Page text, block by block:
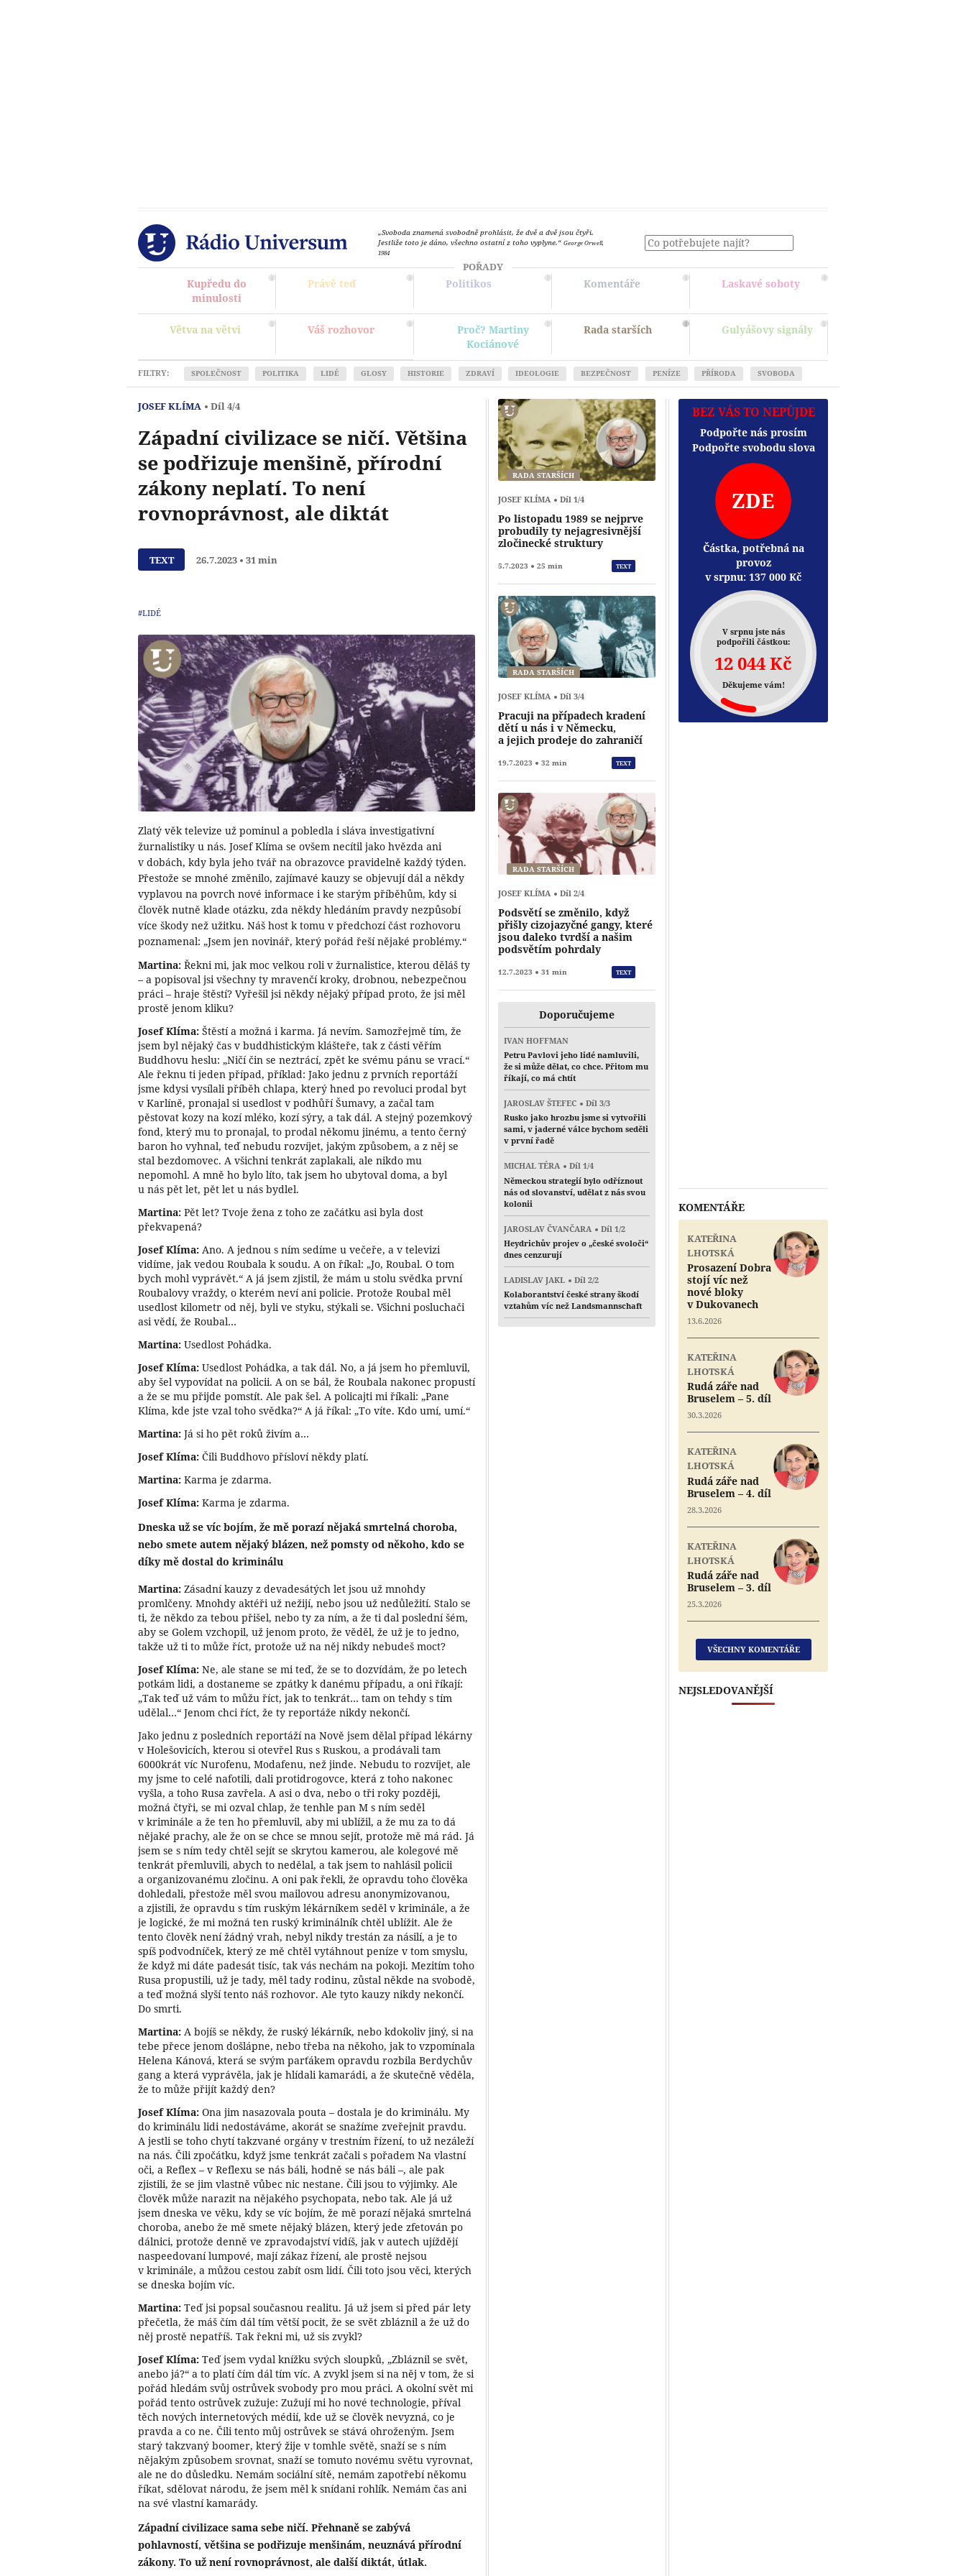
„Svoboda znamená svobodně prohlásit, že dvě a dvě jsou čtyři.
Jestliže toto je dáno, všechno ostatní z toho vyplyne.“ George Orwell,
1984
POŘADY
Kupředu do
minulosti
Právě teď Politikos Komentáře Laskavé soboty
Větva na větvi Váš rozhovor
Proč? Martiny
Kociánové
Rada starších Gulyášovy signály
FILTRY: SPOLEČNOST POLITIKA LIDÉ GLOSY HISTORIE ZDRAVÍ IDEOLOGIE BEZPEČNOST PENÍZE PŘÍRODA SVOBODA
JOSEF KLÍMA Díl 4/4
Západní civilizace se ničí. Většina
se podřizuje menšině, přírodní
zákony neplatí. To není
rovnoprávnost, ale diktát
TEXT 26.7.2023 31 min
#LIDÉ
Zlatý věk televize už pominul a pobledla i sláva investigativní
žurnalistiky u nás. Josef Klíma se ovšem necítil jako hvězda ani
v dobách, kdy byla jeho tvář na obrazovce pravidelně každý týden.
Přestože se mnohé změnilo, zajímavé kauzy se objevují dál a někdy
vyplavou na povrch nové informace i ke starým příběhům, kdy si
člověk nutně klade otázku, zda někdy hledáním pravdy nezpůsobí
více škody než užitku. Náš host k tomu v předchozí část rozhovoru
poznamenal: „Jsem jen novinář, který pořád řeší nějaké problémy.“
Martina: Řekni mi, jak moc velkou roli v žurnalistice, kterou děláš ty
– a popisoval jsi všechny ty mravenčí kroky, drobnou, nebezpečnou
práci – hraje štěstí? Vyřešil jsi někdy nějaký případ proto, že jsi měl
prostě jenom kliku?
Josef Klíma: Štěstí a možná i karma. Já nevím. Samozřejmě tím, že
jsem byl nějaký čas v buddhistickým klášteře, tak z části věřím
Buddhovu heslu: „Ničí čin se neztrácí, zpět ke svému pánu se vrací.“
Ale řeknu ti jeden případ, příklad: Jako jednu z prvních reportáží
jsme kdysi vysílali příběh chlapa, který hned po revoluci prodal byt
v Karlíně, pronajal si usedlost v podhůří Šumavy, a začal tam
pěstovat kozy na kozí mléko, kozí sýry, a tak dál. A stejný pozemkový
fond, který mu to pronajal, to prodal někomu jinému, a tento černý
baron ho vyhnal, teď nebudu rozvíjet, jakým způsobem, a z něj se
stal bezdomovec. A všichni tenkrát zaplakali, ale nikdo mu
nepomohl. A mně ho bylo líto, tak jsem ho ubytoval doma, a byl
u nás pět let, pět let u nás bydlel.
Martina: Pět let? Tvoje žena z toho ze začátku asi byla dost
překvapená?
Josef Klíma: Ano. A jednou s ním sedíme u večeře, a v televizi
vidíme, jak vedou Roubala k soudu. A on říkal: „Jo, Roubal. O tom
bych mohl vyprávět.“ A já jsem zjistil, že mám u stolu svědka první
Roubalovy vraždy, o kterém neví ani policie. Protože Roubal měl
usedlost kilometr od něj, byli ve styku, stýkali se. Všichni posluchači
asi vědí, že Roubal…
Martina: Usedlost Pohádka.
Josef Klíma: Usedlost Pohádka, a tak dál. No, a já jsem ho přemluvil,
aby šel vypovídat na policii. A on se bál, že Roubala nakonec propustí
a že se mu přijde pomstít. Ale pak šel. A policajti mi říkali: „Pane
Klíma, kde jste vzal toho svědka?“ A já říkal: „To víte. Kdo umí, umí.“
Martina: Já si ho pět roků živím a…
Josef Klíma: Čili Buddhovo přísloví někdy platí.
Martina: Karma je zdarma.
Josef Klíma: Karma je zdarma.
Dneska už se víc bojím, že mě porazí nějaká smrtelná choroba,
nebo smete autem nějaký blázen, než pomsty od někoho, kdo se
díky mě dostal do kriminálu
Martina: Zásadní kauzy z devadesátých let jsou už mnohdy
promlčeny. Mnohdy aktéři už nežijí, nebo jsou už nedůležití. Stalo se
ti, že někdo za tebou přišel, nebo ty za ním, a že ti dal poslední šém,
aby se Golem vzchopil, už jenom proto, že věděl, že už je to jedno,
takže už ti to může říct, protože už na něj nikdy nebudeš moct?
Josef Klíma: Ne, ale stane se mi teď, že se to dozvídám, že po letech
potkám lidi, a dostaneme se zpátky k danému případu, a oni říkají:
„Tak teď už vám to můžu říct, jak to tenkrát… tam on tehdy s tím
udělal…“ Jenom chci říct, že ty reportáže nikdy nekončí.
Jako jednu z posledních reportáží na Nově jsem dělal případ lékárny
v Holešovicích, kterou si otevřel Rus s Ruskou, a prodávali tam
6000krát víc Nurofenu, Modafenu, než jinde. Nebudu to rozvíjet, ale
my jsme to celé nafotili, dali protidrogovce, která z toho nakonec
vyšla, a toho Rusa zavřela. A asi o dva, nebo o tři roky později,
možná čtyři, se mi ozval chlap, že tenhle pan M s ním seděl
v kriminále a že ten ho přemluvil, aby mi ublížil, a že mu za to dá
nějaké prachy, ale že on se chce se mnou sejít, protože mě má rád. Já
jsem se s ním tedy chtěl sejít se skrytou kamerou, ale kolegové mě
tenkrát přemluvili, abych to nedělal, a tak jsem to nahlásil policii
a organizovanému zločinu. A oni pak řekli, že opravdu toho člověka
dohledali, přestože měl svou mailovou adresu anonymizovanou,
a zjistili, že opravdu s tím ruským lékárníkem seděl v kriminále, a že
je logické, že mi možná ten ruský kriminálník chtěl ublížit. Ale že
tento člověk není žádný vrah, nebyl nikdy trestán za násilí, a je to
spíš podvodníček, který ze mě chtěl vytáhnout peníze v tom smyslu,
že když mi dáte padesát tisíc, tak vás nechám na pokoji. Mezitím toho
Rusa propustili, už je tady, měl tady rodinu, zůstal někde na svobodě,
a teď možná slyší tento náš rozhovor. Ale tyto kauzy nikdy nekončí.
Do smrti.
Martina: A bojíš se někdy, že ruský lékárník, nebo kdokoliv jiný, si na
tebe přece jenom došlápne, nebo třeba na někoho, jak to vzpomínala
Helena Kánová, která se svým parťákem opravdu rozbila Berdychův
gang a která vyprávěla, jak je hlídali kamarádi, a že skutečně věděla,
že to může přijít každý den?
Josef Klíma: Ona jim nasazovala pouta – dostala je do kriminálu. My
do kriminálu lidi nedostáváme, akorát se snažíme zveřejnit pravdu.
A jestli se toho chytí takzvané orgány v trestním řízení, to už nezáleží
na nás. Čili zpočátku, když jsme tenkrát začali s pořadem Na vlastní
oči, a Reflex – v Reflexu se nás báli, hodně se nás báli –, ale pak
zjistili, že se jim vlastně vůbec nic nestane. Čili jsou to výjimky. Ale
člověk může narazit na nějakého psychopata, nebo tak. Ale já už
jsem dneska ve věku, kdy se víc bojím, že mě porazí nějaká smrtelná
choroba, anebo že mě smete nějaký blázen, který jede zfetován po
dálnici, protože denně ve zpravodajství vidíš, jak v autech ujíždějí
naspeedovaní lumpové, mají zákaz řízení, ale prostě nejsou
v kriminále, a můžou cestou zabít osm lidí. Čili toto jsou věci, kterých
se dneska bojím víc.
Martina: Teď jsi popsal současnou realitu. Já už jsem si před pár lety
přečetla, že máš čím dál tím větší pocit, že se svět zbláznil a že už do
něj prostě nepatříš. Tak řekni mi, už sis zvykl?
Josef Klíma: Teď jsem vydal knížku svých sloupků, „Zbláznil se svět,
anebo já?“ a to platí čím dál tím víc. A zvykl jsem si na něj v tom, že si
pořád hledám svůj ostrůvek svobody pro mou práci. A okolní svět mi
pořád tento ostrůvek zužuje: Zužují mi ho nové technologie, příval
těch nových internetových médií, kde už se člověk nevyzná, co je
pravda a co ne. Čili tento můj ostrůvek se stává ohroženým. Jsem
starý takzvaný boomer, který žije v tomhle světě, snaží se s ním
nějakým způsobem srovnat, snaží se tomuto novému světu vyrovnat,
ale ne do důsledku. Nemám sociální sítě, nemám zapotřebí někomu
říkat, sdělovat národu, že jsem měl k snídani rohlík. Nemám čas ani
na své vlastní kamarády.
Západní civilizace sama sebe ničí. Přehnaně se zabývá
pohlavností, většina se podřizuje menšinám, neuznává přírodní
zákony. To už není rovnoprávnost, ale další diktát, útlak.
RADA STARŠÍCH
JOSEF KLÍMA Díl 1/4
Po listopadu 1989 se nejprve
probudily ty nejagresivnější
zločinecké struktury
5.7.2023 25 min TEXT
RADA STARŠÍCH
JOSEF KLÍMA Díl 3/4
Pracuji na případech kradení
dětí u nás i v Německu,
a jejich prodeje do zahraničí
19.7.2023 32 min TEXT
RADA STARŠÍCH
JOSEF KLÍMA Díl 2/4
Podsvětí se změnilo, když
přišly cizojazyčné gangy, které
jsou daleko tvrdší a našim
podsvětím pohrdaly
12.7.2023 31 min TEXT
Doporučujeme
IVAN HOFFMAN
Petru Pavlovi jeho lidé namluvili,
že si může dělat, co chce. Přitom mu
říkají, co má chtít
JAROSLAV ŠTEFEC
Díl 3/3
Rusko jako hrozbu jsme si vytvořili
sami, v jaderné válce bychom seděli
v první řadě
MICHAL TÉRA
Díl 1/4
Německou strategií bylo odříznout
nás od slovanství, udělat z nás svou
kolonii
JAROSLAV ČVANČARA
Díl 1/2
Heydrichův projev o „české svoloči“
dnes cenzurují
LADISLAV JAKL
Díl 2/2
Kolaborantství české strany škodí
vztahům víc než Landsmannschaft
BEZ VÁS TO NEPŮJDE
Podpořte nás prosím
Podpořte svobodu slova
ZDE
Částka, potřebná na
provoz
v srpnu: 137 000 Kč
V srpnu jste nás
podpořili částkou:
12 044 Kč
Děkujeme vám!
KOMENTÁŘE
KATEŘINA
LHOTSKÁ
Prosazení Dobra
stojí víc než
nové bloky
v Dukovanech
13.6.2026
KATEŘINA
LHOTSKÁ
Rudá záře nad
Bruselem – 5. díl
30.3.2026
KATEŘINA
LHOTSKÁ
Rudá záře nad
Bruselem – 4. díl
28.3.2026
KATEŘINA
LHOTSKÁ
Rudá záře nad
Bruselem – 3. díl
25.3.2026
VŠECHNY KOMENTÁŘE
NEJSLEDOVANĚJŠÍ